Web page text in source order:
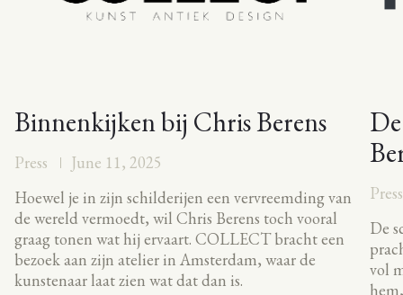
Binnenkijken bij Chris Berens
Press
June 11, 2025
Hoewel je in zijn schilderijen een vervreemding van
de wereld vermoedt, wil Chris Berens toch vooral
graag tonen wat hij ervaart. COLLECT bracht een
bezoek aan zijn atelier in Amsterdam, waar de
kunstenaar laat zien wat dat dan is.
Press
De
vol